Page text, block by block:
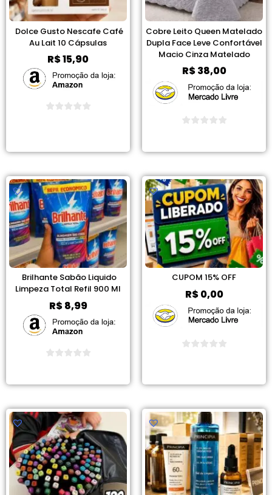
Dolce Gusto Nescafe Café
Au Lait 10 Cápsulas
R$15,90
Cobre Leito Queen Matelado
Dupla Face Leve Confortável
Macio Cinza Matelado
R$38,00
Brilhante Sabão Liquido
Limpeza Total Refil 900 Ml
R$8,99
CUPOM 15% OFF
R$0,00